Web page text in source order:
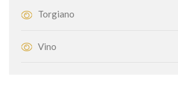
Torgiano
Vino